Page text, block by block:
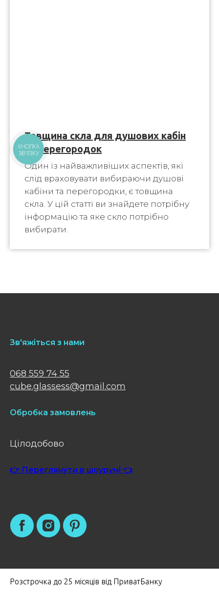
Товщина скла для душових кабін
та перегородок
Один із найважливіших аспектів, які
слід враховувати вибираючи душові
кабіни та перегородки, є товщина
скла. У цій статті ви знайдете потрібну
інформацію та яке скло потрібно
вибирати.
Зв'яжіться з нами
068 559 74 55
cube.glassess@gmail.com
Обробка замовлень
Цілодобово
👉 Переглянути в шоурумі 👈
Розстрочка до 25 місяців від ПриватБанку